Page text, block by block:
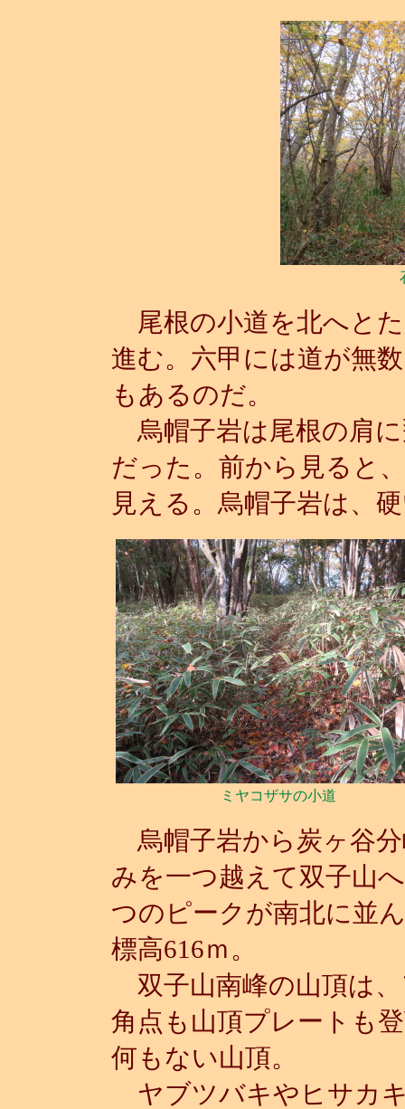
尾根の小道を北へと
進む。六甲には道が無
もあるのだ。
烏帽子岩は尾根の肩
だった。前から見ると
見える。烏帽子岩は、
ミヤコザサの小道
烏帽子岩から炭ヶ谷
みを一つ越えて双子山
つのピークが南北に並
標高616ｍ。
双子山南峰の山頂は
角点も山頂プレートも
何もない山頂。
ヤブツバキやヒサカ